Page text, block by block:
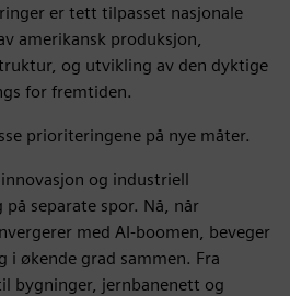
er tett tilpasset nasjonale
amerikansk produksjon,
og utvikling av den dyktige
for fremtiden.
prioriteringene på nye måter.
og industriell
på separate spor. Nå, når
med AI-boomen, beveger
i økende grad sammen. Fra
bygninger, jernbanenett og